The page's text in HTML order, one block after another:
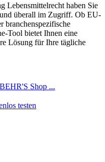
Lebensmittelrecht haben Sie
überall im Zugriff. Ob EU-
branchenspezifische
Tool bietet Ihnen eine
Lösung für Ihre tägliche
Shop ...
testen